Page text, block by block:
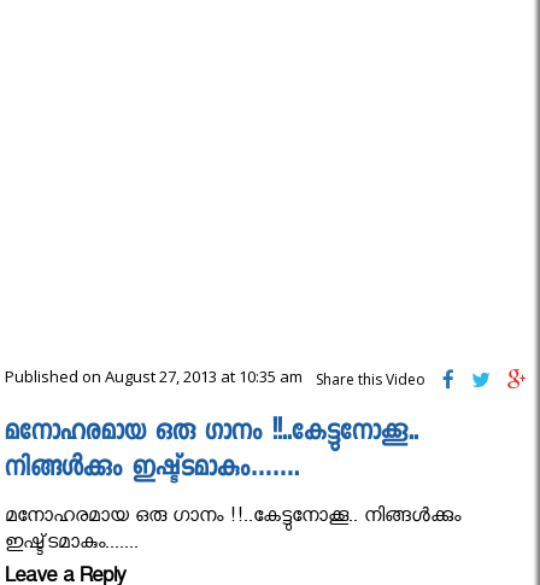
Published on August 27, 2013 at 10:35 am Share this Video
മനോഹരമായ ഒരു ഗാനം !!..കേട്ടുനോക്കൂ..
നിങ്ങൾക്കും ഇഷ്ട്ടമാകും…….
മനോഹരമായ ഒരു ഗാനം !!..കേട്ടുനോക്കൂ.. നിങ്ങൾക്കും
ഇഷ്ട്ടമാകും.......